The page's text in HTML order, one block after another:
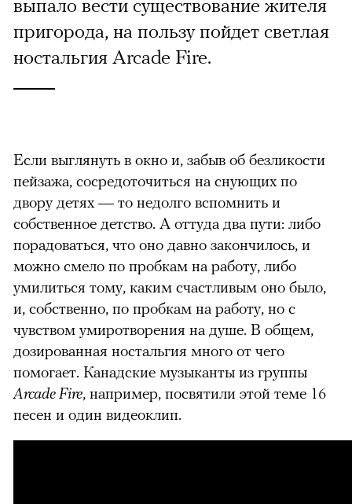
выпало вести существование жителя
пригорода, на пользу пойдет светлая
ностальгия Arcade Fire.
Если выглянуть в окно и, забыв об безликости
пейзажа, сосредоточиться на снующих по
двору детях — то недолго вспомнить и
собственное детство. А оттуда два пути: либо
порадоваться, что оно давно закончилось, и
можно смело по пробкам на работу, либо
умилиться тому, каким счастливым оно было,
и, собственно, по пробкам на работу, но с
чувством умиротворения на душе. В общем,
дозированная ностальгия много от чего
помогает. Канадские музыканты из группы
Arcade Fire, например, посвятили этой теме 16
песен и один видеоклип.